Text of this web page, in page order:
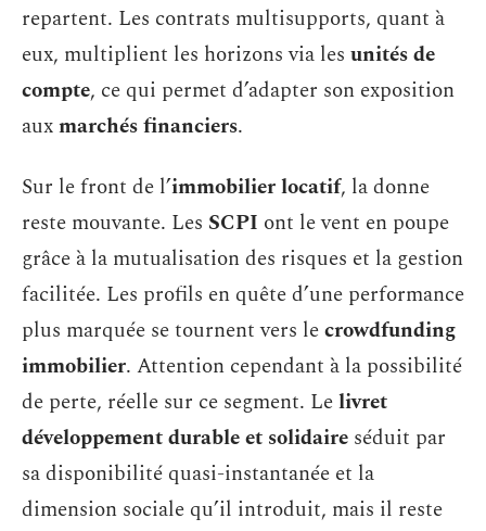
repartent. Les contrats multisupports, quant à
eux, multiplient les horizons via les unités de
compte, ce qui permet d’adapter son exposition
auxmarchés financiers.
Sur le front de l’immobilier locatif, la donne
reste mouvante. Les SCPI ont le vent en poupe
grâce à la mutualisation des risques et la gestion
facilitée. Les profils en quête d’une performance
plus marquée se tournent vers lecrowdfunding
immobilier. Attention cependant à la possibilité
de perte, réelle sur ce segment. Lelivret
développement durable et solidaire séduit par
sa disponibilité quasi-instantanée et la
dimension sociale qu’il introduit, mais il reste